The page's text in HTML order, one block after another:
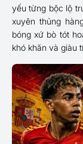
yếu từng bộc lộ
xuyên thủng
bóng xứ bò tót
khó khăn và giàu